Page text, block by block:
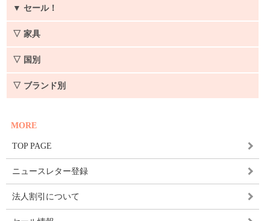
▼ セール！
▽ 家具
▽ 国別
▽ ブランド別
MORE
TOP PAGE
ニュースレター登録
法人割引について